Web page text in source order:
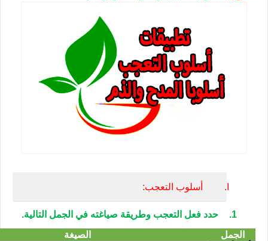
أسلوب التعجب:
1.
حدد فعل التعجب وطريقة صياغته في الجمل التالية.
الجمل
الصيغة